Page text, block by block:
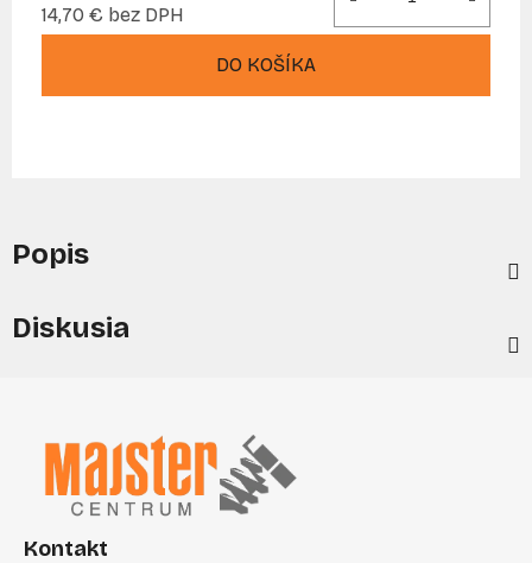
14,70 € bez DPH
DO KOŠÍKA
Popis
Diskusia
Kontakt